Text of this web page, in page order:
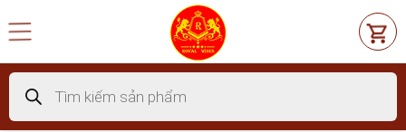
đến
dung
Tìm
kiếm
sản
phẩm